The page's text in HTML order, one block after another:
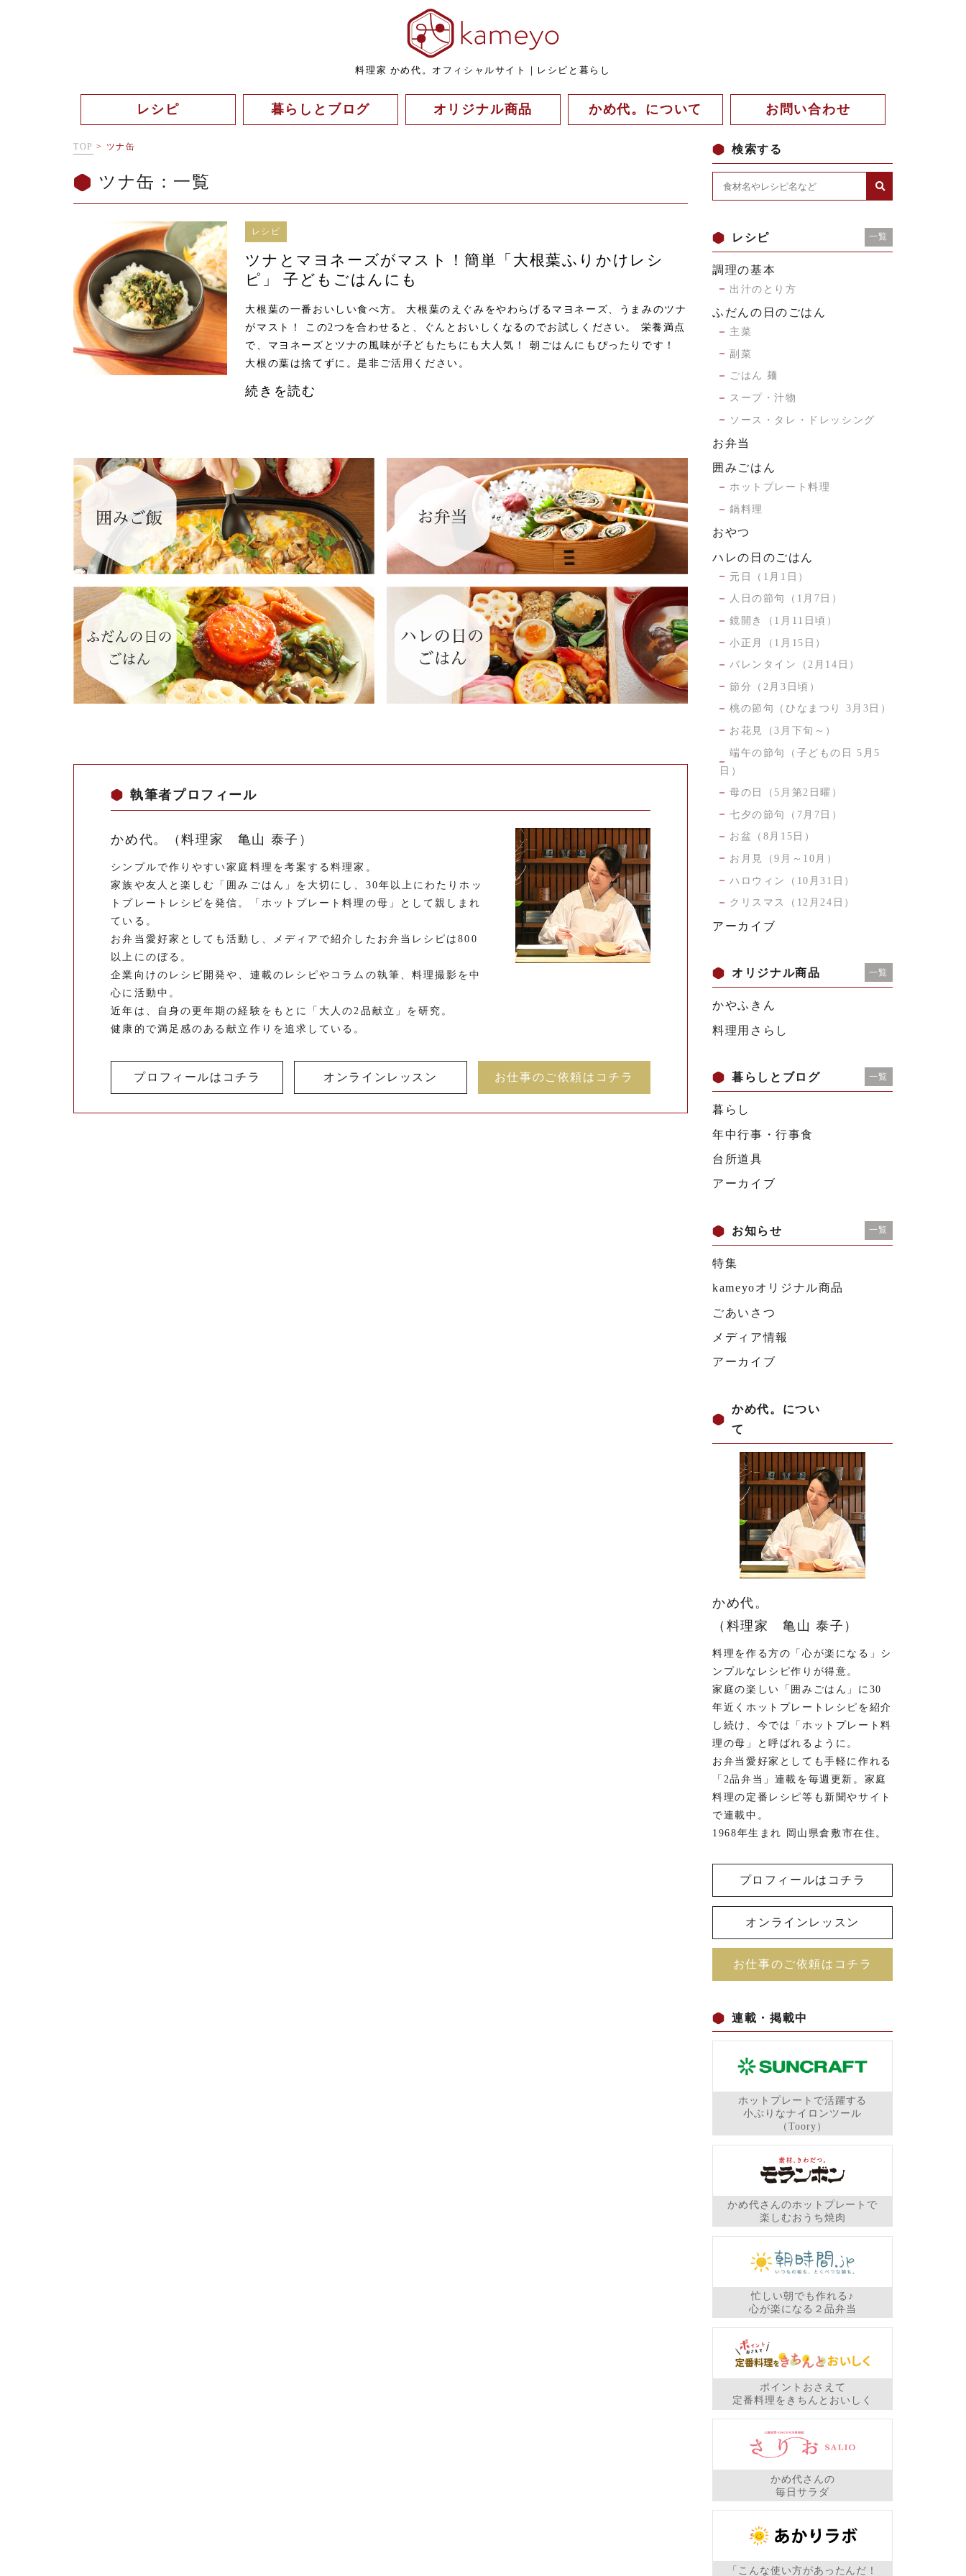
料理家 かめ代。オフィシャルサイト｜レシピと暮らし
レシピ 暮らしとブログ オリジナル商品 かめ代。について お問い合わせ
TOP > ツナ缶
ツナ缶：一覧
レシピ
ツナとマヨネーズがマスト！簡単「大根葉ふりかけレシ
ピ」 子どもごはんにも
大根葉の一番おいしい食べ方。 大根葉のえぐみをやわらげるマヨネーズ、うまみのツナ
がマスト！ この2つを合わせると、ぐんとおいしくなるのでお試しください。 栄養満点
で、マヨネーズとツナの風味が子どもたちにも大人気！ 朝ごはんにもぴったりです！
大根の葉は捨てずに。是非ご活用ください。
続きを読む
執筆者プロフィール
かめ代。（料理家 亀山 泰子）
シンプルで作りやすい家庭料理を考案する料理家。
家族や友人と楽しむ「囲みごはん」を大切にし、30年以上にわたりホッ
トプレートレシピを発信。「ホットプレート料理の母」として親しまれ
ている。
お弁当愛好家としても活動し、メディアで紹介したお弁当レシピは800
以上にのぼる。
企業向けのレシピ開発や、連載のレシピやコラムの執筆、料理撮影を中
心に活動中。
近年は、自身の更年期の経験をもとに「大人の2品献立」を研究。
健康的で満足感のある献立作りを追求している。
プロフィールはコチラ オンラインレッスン お仕事のご依頼はコチラ
検索する
レシピ 一覧
調理の基本
出汁のとり方
ふだんの日のごはん
主菜
副菜
ごはん 麺
スープ・汁物
ソース・タレ・ドレッシング
お弁当
囲みごはん
ホットプレート料理
鍋料理
おやつ
ハレの日のごはん
元日（1月1日）
人日の節句（1月7日）
鏡開き（1月11日頃）
小正月（1月15日）
バレンタイン（2月14日）
節分（2月3日頃）
桃の節句（ひなまつり 3月3日）
お花見（3月下旬～）
端午の節句（子どもの日 5月5
日）
母の日（5月第2日曜）
七夕の節句（7月7日）
お盆（8月15日）
お月見（9月～10月）
ハロウィン（10月31日）
クリスマス（12月24日）
アーカイブ
オリジナル商品 一覧
かやふきん
料理用さらし
暮らしとブログ 一覧
暮らし
年中行事・行事食
台所道具
アーカイブ
お知らせ 一覧
特集
kameyoオリジナル商品
ごあいさつ
メディア情報
アーカイブ
かめ代。につい
て
かめ代。
（料理家 亀山 泰子）
料理を作る方の「心が楽になる」シ
ンプルなレシピ作りが得意。
家庭の楽しい「囲みごはん」に30
年近くホットプレートレシピを紹介
し続け、今では「ホットプレート料
理の母」と呼ばれるように。
お弁当愛好家としても手軽に作れる
「2品弁当」連載を毎週更新。家庭
料理の定番レシピ等も新聞やサイト
で連載中。
1968年生まれ 岡山県倉敷市在住。
プロフィールはコチラ
オンラインレッスン
お仕事のご依頼はコチラ
連載・掲載中
ホットプレートで活躍する
小ぶりなナイロンツール
（Toory）
かめ代さんのホットプレートで
楽しむおうち焼肉
忙しい朝でも作れる♪
心が楽になる２品弁当
ポイントおさえて
定番料理をきちんとおいしく
かめ代さんの
毎日サラダ
「こんな使い方があったんだ！